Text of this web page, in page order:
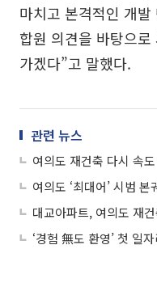
마치고 본격적인 개
합원 의견을 바탕으
가겠다”고 말했다.
관련 뉴스
여의도 재건축 다시 속
‘경험 無도 환영’ 첫 일